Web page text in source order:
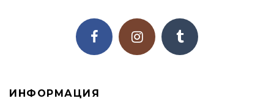
ИНФОРМАЦИЯ